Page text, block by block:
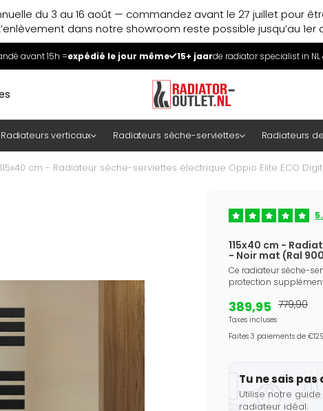
du 3 au 16 août — commandez avant le 27 juillet pour
dans notre showroom reste possible jusqu’au 1er
avant 15h =expédié le jour même 15+ jaarde radiator specialist in NL
Radiateurs verticaux Radiateurs sèche-serviettes Radiateurs
115x40 cm - Radiateur sèche-serviettes électrique Oppio Elite ECO
115x40 cm -
- Noir mat (Ral
Ce radiateur sèche-
protection
389,95
Taxes incluses
779,90
Faites 3 paiements de
Tu ne sais
Utilise notre
radiateur idéal.